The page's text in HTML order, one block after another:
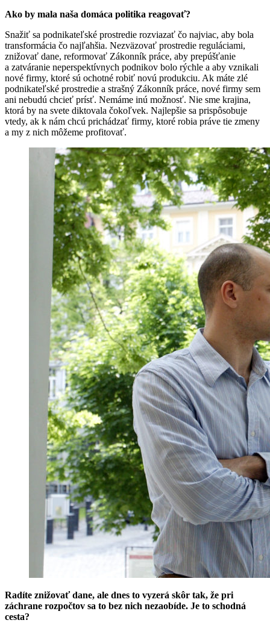
Ako by mala naša domáca politika reagovať?
Snažiť sa podnikateľské prostredie rozviazať čo najviac, aby bola
transformácia čo najľahšia. Nezväzovať prostredie reguláciami,
znižovať dane, reformovať Zákonník práce, aby prepúšťanie
a zatváranie neperspektívnych podnikov bolo rýchle a aby vznikali
nové firmy, ktoré sú ochotné robiť novú produkciu. Ak máte zlé
podnikateľské prostredie a strašný Zákonník práce, nové firmy sem
ani nebudú chcieť prísť. Nemáme inú možnosť. Nie sme krajina,
ktorá by na svete diktovala čokoľvek. Najlepšie sa prispôsobuje
vtedy, ak k nám chcú prichádzať firmy, ktoré robia práve tie zmeny
a my z nich môžeme profitovať.
Radíte znižovať dane, ale dnes to vyzerá skôr tak, že pri
záchrane rozpočtov sa to bez nich nezaobíde. Je to schodná
cesta?